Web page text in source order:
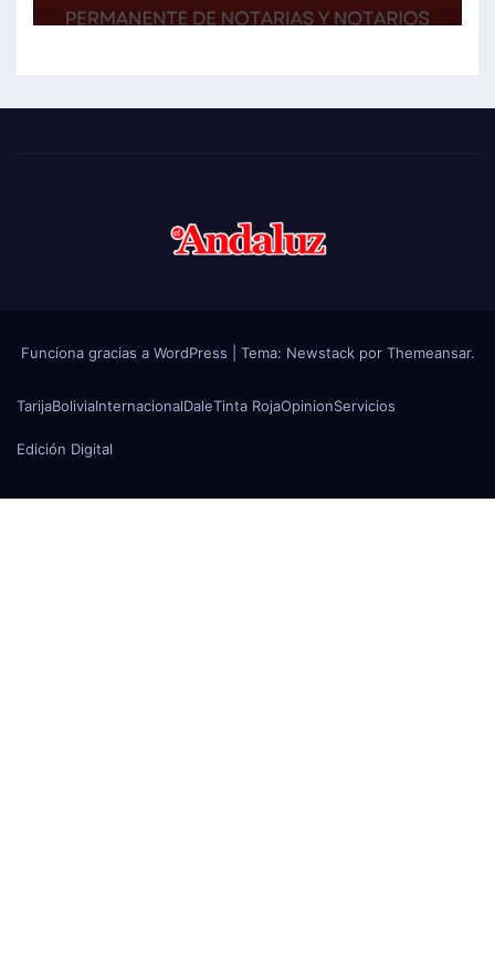
Funciona gracias a WordPress Tema: Newstackpor Themeansar.
TarijaBoliviaInternacionalDaleTinta RojaOpinionServicios
Edición Digital